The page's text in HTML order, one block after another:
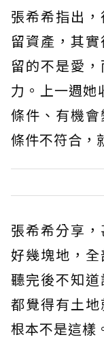
張希希指出
留資產，其
留的不是愛
力。上一週她
條件、有機
條件不符合，
張希希分享
好幾塊地，
聽完後不知
都覺得有土
根本不是這樣